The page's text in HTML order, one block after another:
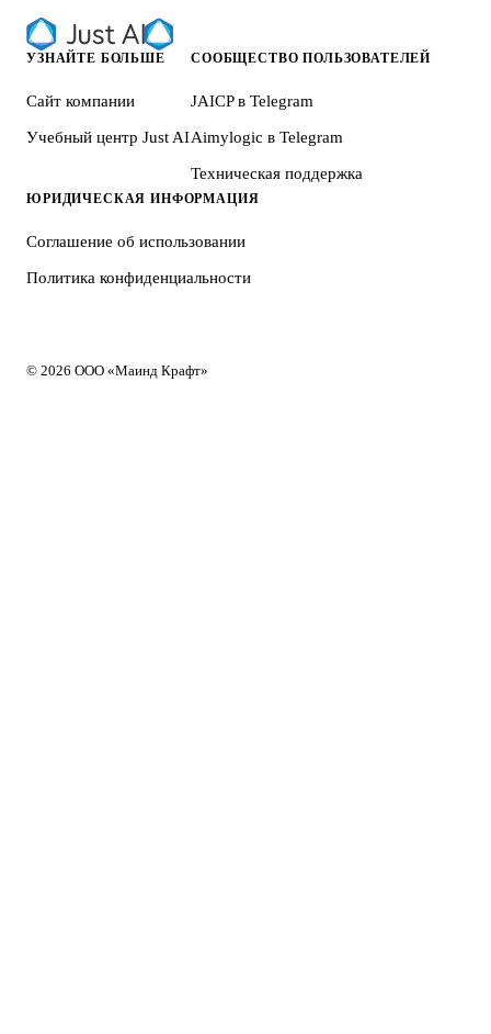
УЗНАЙТЕ БОЛЬШЕ
Сайт компании
Учебный центр Just AI
СООБЩЕСТВО ПОЛЬЗОВАТЕЛЕЙ
JAICP в Telegram
Aimylogic в Telegram
Техническая поддержка
ЮРИДИЧЕСКАЯ ИНФОРМАЦИЯ
Соглашение об использовании
Политика конфиденциальности
© 2026 ООО «Маинд Крафт»